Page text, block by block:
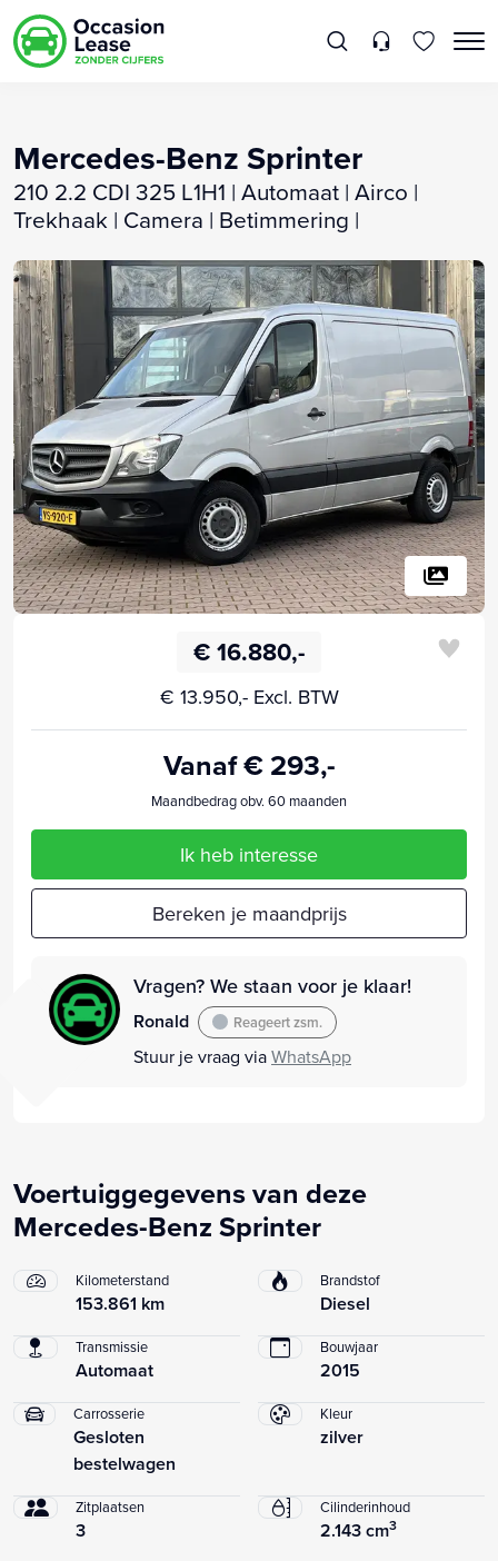
Mercedes-Benz Sprinter
210 2.2 CDI 325 L1H1 | Automaat | Airco |
Trekhaak | Camera | Betimmering |
€ 16.880,-
€ 13.950,- Excl. BTW
Vanaf € 293,-
Maandbedrag obv. 60 maanden
Ik heb interesse
Bereken je maandprijs
Vragen? We staan voor je klaar!
Ronald Reageert zsm.
Stuur je vraag viaWhatsApp
Voertuiggegevens van deze
Mercedes-Benz Sprinter
Kilometerstand
153.861 km
Brandstof
Diesel
Transmissie
Automaat
Bouwjaar
2015
Carrosserie
Gesloten
bestelwagen
Kleur
zilver
Zitplaatsen
3
Cilinderinhoud
2.143 cm3